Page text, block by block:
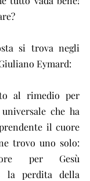
si trova negli
Eymard:
che ha
il cuore
trovo uno solo:
per Gesù
la perdita della